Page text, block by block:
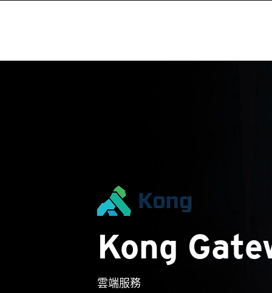
Kong
雲端服務